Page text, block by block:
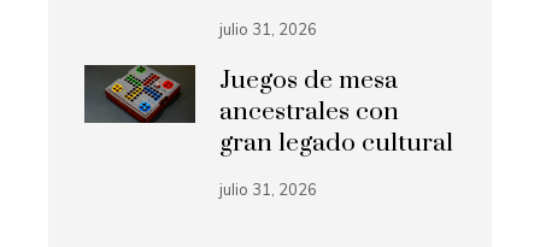
julio 31, 2026
Juegos de mesa
ancestrales con
gran legado cultural
julio 31, 2026